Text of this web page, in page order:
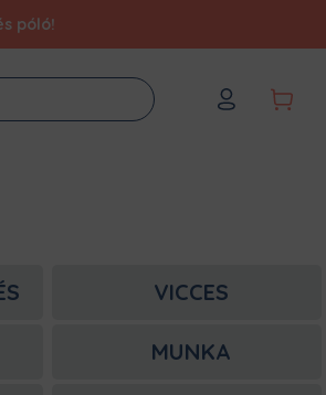
póló!
VICCES
MUNKA